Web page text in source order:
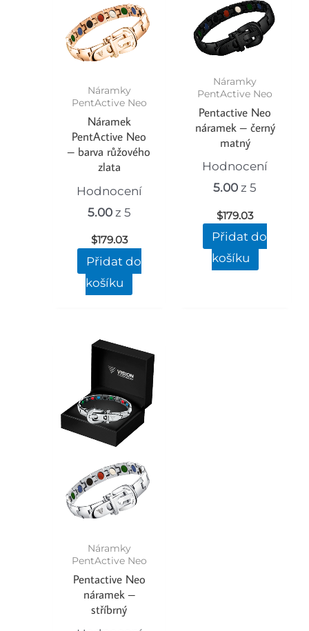
Náramky
PentActive Neo
Náramek
PentActive Neo
– barva růžového
zlata
Hodnocení
5.00z 5
$179.03
Přidat do
košíku
Náramky
PentActive Neo
Pentactive Neo
náramek – černý
matný
Hodnocení
5.00 z 5
$179.03
Přidat do
košíku
Náramky
PentActive Neo
Pentactive Neo
náramek –
stříbrný